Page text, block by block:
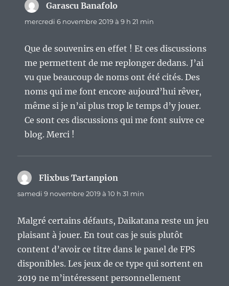
Garascu Banafolo
mercredi 6 novembre 2019 à 9 h 21 min
Que de souvenirs en effet ! Et ces discussions
me permettent de me replonger dedans. J’ai
vu que beaucoup de noms ont été cités. Des
noms qui me font encore aujourd’hui rêver,
même si je n’ai plus trop le temps d’y jouer.
Ce sont ces discussions qui me font suivre ce
blog. Merci !
Flixbus Tartanpion
samedi 9 novembre 2019 à 10 h 31 min
Malgré certains défauts, Daikatana reste un jeu
plaisant à jouer. En tout cas je suis plutôt
content d’avoir ce titre dans le panel de FPS
disponibles. Les jeux de ce type qui sortent en
2019 ne m’intéressent personnellement